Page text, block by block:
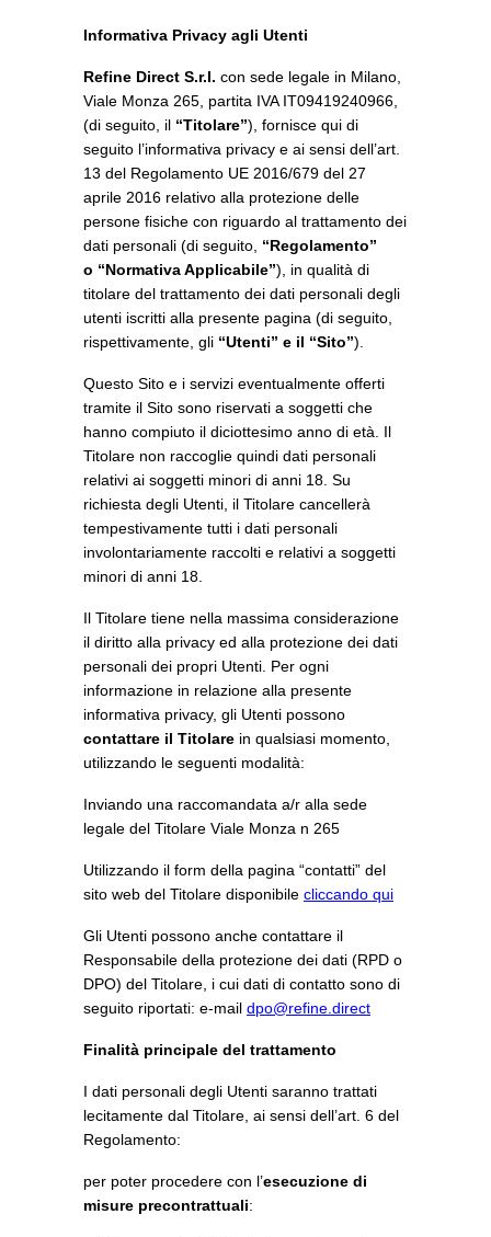
Informativa Privacy agli Utenti
Refine Direct S.r.l. con sede legale in Milano,
Viale Monza 265, partita IVA IT09419240966,
(di seguito, il “Titolare”), fornisce qui di
seguito l’informativa privacy e ai sensi dell’art.
13 del Regolamento UE 2016/679 del 27
aprile 2016 relativo alla protezione delle
persone fisiche con riguardo al trattamento dei
dati personali (di seguito, “Regolamento”
o “Normativa Applicabile”), in qualità di
titolare del trattamento dei dati personali degli
utenti iscritti alla presente pagina (di seguito,
rispettivamente, gli “Utenti” e il “Sito”).
Questo Sito e i servizi eventualmente offerti
tramite il Sito sono riservati a soggetti che
hanno compiuto il diciottesimo anno di età. Il
Titolare non raccoglie quindi dati personali
relativi ai soggetti minori di anni 18. Su
richiesta degli Utenti, il Titolare cancellerà
tempestivamente tutti i dati personali
involontariamente raccolti e relativi a soggetti
minori di anni 18.
Il Titolare tiene nella massima considerazione
il diritto alla privacy ed alla protezione dei dati
personali dei propri Utenti. Per ogni
informazione in relazione alla presente
informativa privacy, gli Utenti possono
contattare il Titolare in qualsiasi momento,
utilizzando le seguenti modalità:
Inviando una raccomandata a/r alla sede
legale del Titolare Viale Monza n 265
Utilizzando il form della pagina “contatti” del
sito web del Titolare disponibile cliccando qui
Gli Utenti possono anche contattare il
Responsabile della protezione dei dati (RPD o
DPO) del Titolare, i cui dati di contatto sono di
seguito riportati: e-mail dpo@refine.direct
Finalità principale del trattamento
I dati personali degli Utenti saranno trattati
lecitamente dal Titolare, ai sensi dell’art. 6 del
Regolamento:
per poter procedere con l’esecuzione di
misure precontrattuali: